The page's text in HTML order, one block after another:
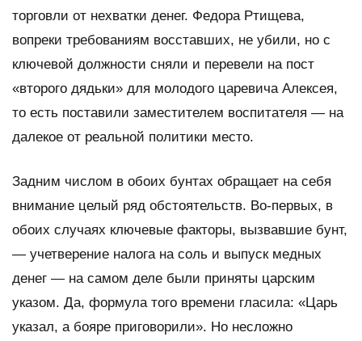
торговли от нехватки денег. Федора Ртищева,
вопреки требованиям восставших, не убили, но с
ключевой должности сняли и перевели на пост
«второго дядьки» для молодого царевича Алексея,
то есть поставили заместителем воспитателя — на
далекое от реальной политики место.
Задним числом в обоих бунтах обращает на себя
внимание целый ряд обстоятельств. Во-первых, в
обоих случаях ключевые факторы, вызвавшие бунт,
— учетверение налога на соль и выпуск медных
денег — на самом деле были приняты царским
указом. Да, формула того времени гласила: «Царь
указал, а бояре приговорили». Но несложно